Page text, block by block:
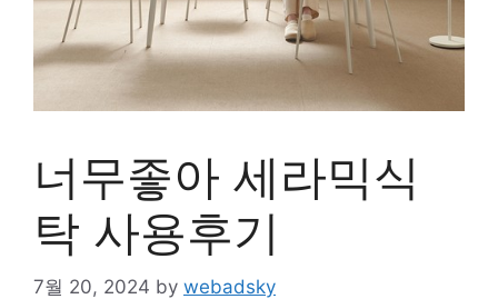
너무좋아 세라믹식
탁 사용후기
7월 20, 2024 by webadsky